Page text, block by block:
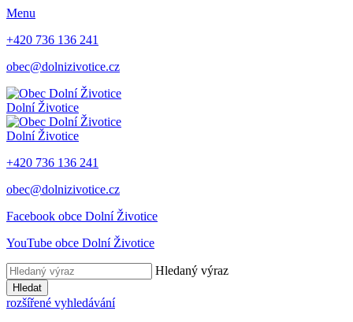
Menu
+420 736 136 241
obec@dolnizivotice.cz
Dolní Životice
Dolní Životice
+420 736 136 241
obec@dolnizivotice.cz
Facebook obce Dolní Životice
YouTube obce Dolní Životice
Hledaný výraz
Hledat
rozšířené vyhledávání